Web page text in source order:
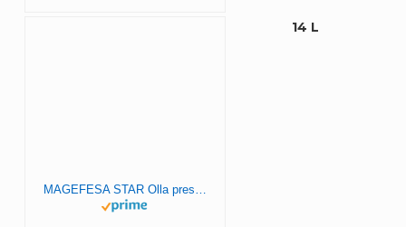
MAGEFESA STAR Olla presión rápida de fácil uso, acero inoxidable 18/10, apta para todo tipo de cocinas, incluido inducción. Fondo termodifusor encapsulado de 5capas, excelente distribución del calor
14 L